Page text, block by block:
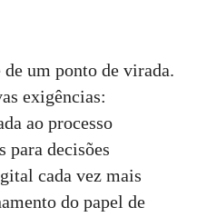
um ponto de virada.
exigências:
ao processo
para decisões
cada vez mais
do papel de